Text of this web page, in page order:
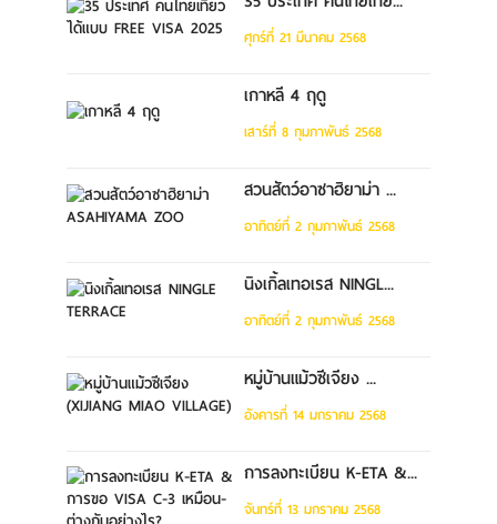
ศุกร์ที่ 21 มีนาคม 2568
เกาหลี 4 ฤดู
เสาร์ที่ 8 กุมภาพันธ์ 2568
สวนสัตว์อาซาฮิยาม่า ...
อาทิตย์ที่ 2 กุมภาพันธ์ 2568
นิงเกิ้ลเทอเรส NINGL...
อาทิตย์ที่ 2 กุมภาพันธ์ 2568
หมู่บ้านแม้วซีเจียง ...
อังคารที่ 14 มกราคม 2568
การลงทะเบียน K-ETA &...
จันทร์ที่ 13 มกราคม 2568